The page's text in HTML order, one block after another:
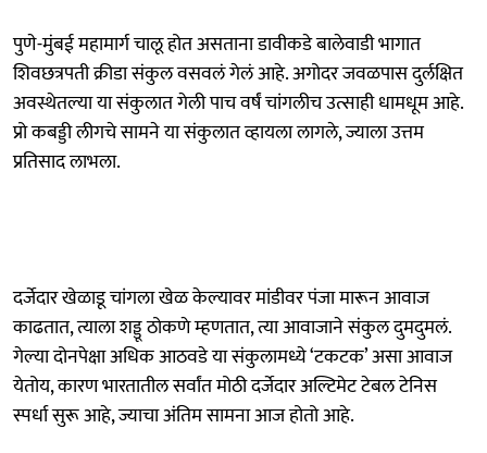
पुणे-मुंबई महामार्ग चालू होत असताना डावीकडे बालेवाडी भागात
शिवछत्रपती क्रीडा संकुल वसवलं गेलं आहे. अगोदर जवळपास दुर्लक्षित
अवस्थेतल्या या संकुलात गेली पाच वर्षं चांगलीच उत्साही धामधूम आहे.
प्रो कबड्डी लीगचे सामने या संकुलात व्हायला लागले, ज्याला उत्तम
प्रतिसाद लाभला.
दर्जेदार खेळाडू चांगला खेळ केल्यावर मांडीवर पंजा मारून आवाज
काढतात, त्याला शड्डू ठोकणे म्हणतात, त्या आवाजाने संकुल दुमदुमलं.
गेल्या दोनपेक्षा अधिक आठवडे या संकुलामध्ये ‘टकटक’ असा आवाज
येतोय, कारण भारतातील सर्वांत मोठी दर्जेदार अल्टिमेट टेबल टेनिस
स्पर्धा सुरू आहे, ज्याचा अंतिम सामना आज होतो आहे.